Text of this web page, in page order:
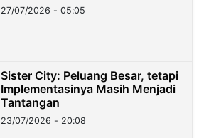
27/07/2026 - 05:05
Sister City: Peluang Besar, tetapi
Implementasinya Masih Menjadi
Tantangan
23/07/2026 - 20:08